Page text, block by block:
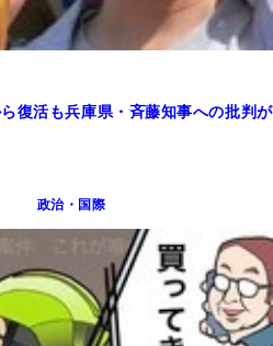
復活も兵庫県・斉藤知事への批判が
政治・国際